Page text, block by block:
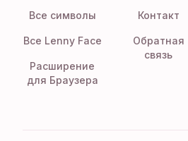
Все символы
Все Lenny Face
Расширение
для Браузера
Контакт
Обратная
связь